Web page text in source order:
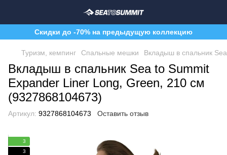
Скидки до -70% на предыдущую коллекцию
Туризм, кемпинг Спальные мешки Вкладыш в спальник
Вкладыш в спальник Sea to Summit
Expander Liner Long, Green, 210 см
(9327868104673)
Артикул: 9327868104673 Оставить отзыв
3
3